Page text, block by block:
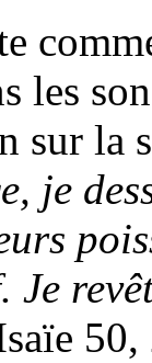
les
sur la
je
Je
50,